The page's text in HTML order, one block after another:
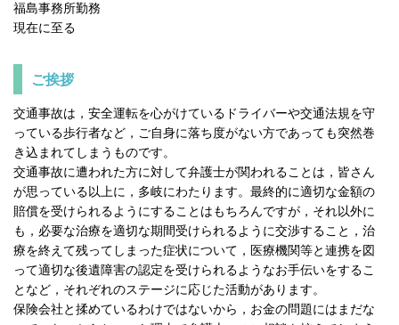
福島事務所勤務
現在に至る
ご挨拶
交通事故は，安全運転を心がけているドライバーや交通法規を守
っている歩行者など，ご自身に落ち度がない方であっても突然巻
き込まれてしまうものです。
交通事故に遭われた方に対して弁護士が関われることは，皆さん
が思っている以上に，多岐にわたります。最終的に適切な金額の
賠償を受けられるようにすることはもちろんですが，それ以外に
も，必要な治療を適切な期間受けられるように交渉すること，治
療を終えて残ってしまった症状について，医療機関等と連携を図
って適切な後遺障害の認定を受けられるようなお手伝いをするこ
となど，それぞれのステージに応じた活動があります。
保険会社と揉めているわけではないから，お金の問題にはまだな